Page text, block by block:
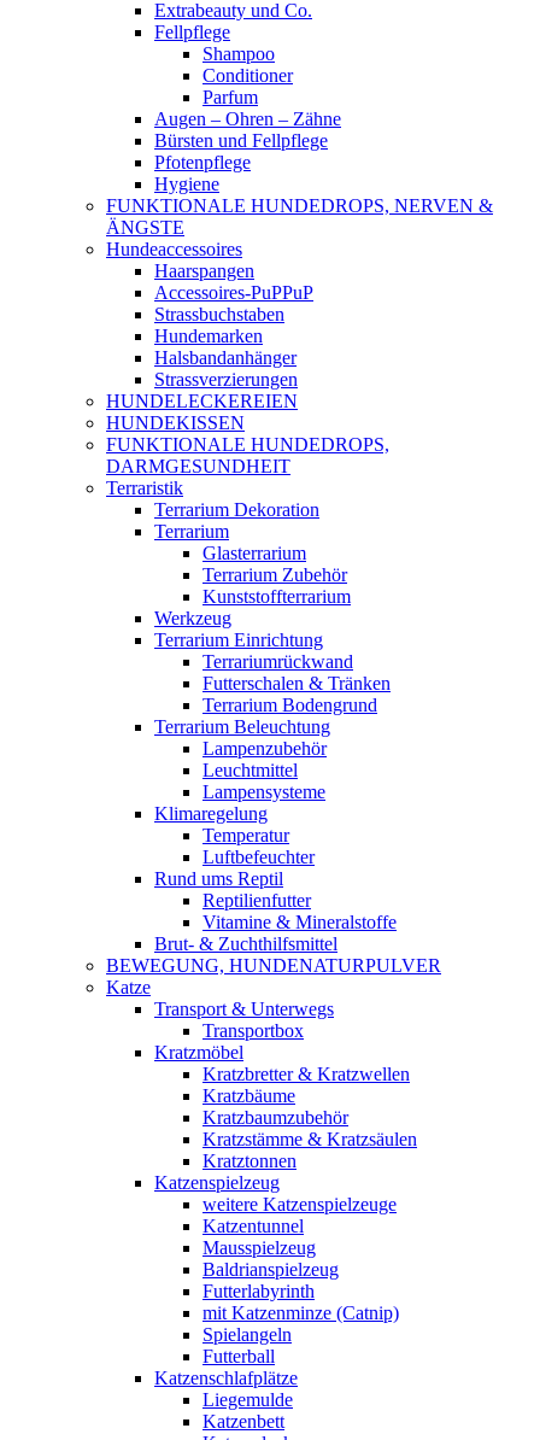
Extrabeauty und Co.
Fellpflege
Shampoo
Conditioner
Parfum
Augen – Ohren – Zähne
Bürsten und Fellpflege
Pfotenpflege
Hygiene
FUNKTIONALE HUNDEDROPS, NERVEN &
ÄNGSTE
Hundeaccessoires
Haarspangen
Accessoires-PuPPuP
Strassbuchstaben
Hundemarken
Halsbandanhänger
Strassverzierungen
HUNDELECKEREIEN
HUNDEKISSEN
FUNKTIONALE HUNDEDROPS,
DARMGESUNDHEIT
Terraristik
Terrarium Dekoration
Terrarium
Glasterrarium
Terrarium Zubehör
Kunststoffterrarium
Werkzeug
Terrarium Einrichtung
Terrariumrückwand
Futterschalen & Tränken
Terrarium Bodengrund
Terrarium Beleuchtung
Lampenzubehör
Leuchtmittel
Lampensysteme
Klimaregelung
Temperatur
Luftbefeuchter
Rund ums Reptil
Reptilienfutter
Vitamine & Mineralstoffe
Brut- & Zuchthilfsmittel
BEWEGUNG, HUNDENATURPULVER
Katze
Transport & Unterwegs
Transportbox
Kratzmöbel
Kratzbretter & Kratzwellen
Kratzbäume
Kratzbaumzubehör
Kratzstämme & Kratzsäulen
Kratztonnen
Katzenspielzeug
weitere Katzenspielzeuge
Katzentunnel
Mausspielzeug
Baldrianspielzeug
Futterlabyrinth
mit Katzenminze (Catnip)
Spielangeln
Futterball
Katzenschlafplätze
Liegemulde
Katzenbett